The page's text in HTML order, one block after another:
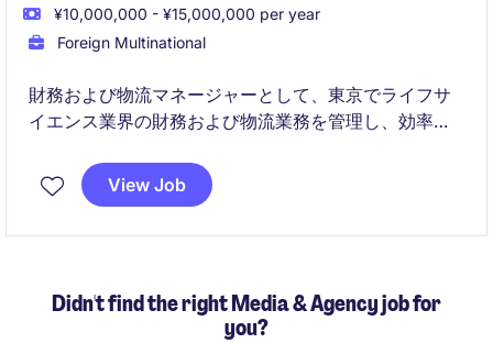
¥10,000,000 - ¥15,000,000 per year
Foreign Multinational
財務および物流マネージャーとして、東京でライフサ
イエンス業界の財務および物流業務を管理し、効率的
略的な財務計画と物流プロセスの最適化に貢献してい
ただきます。
View Job
Didn't find the right Media & Agency job for
you?